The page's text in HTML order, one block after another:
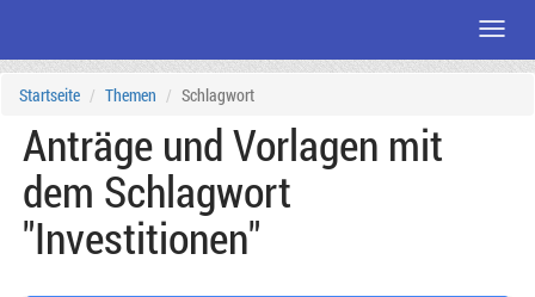
Seiteninhalt
Startseite Themen Schlagwort
Anträge und Vorlagen mit
dem Schlagwort
"Investitionen"